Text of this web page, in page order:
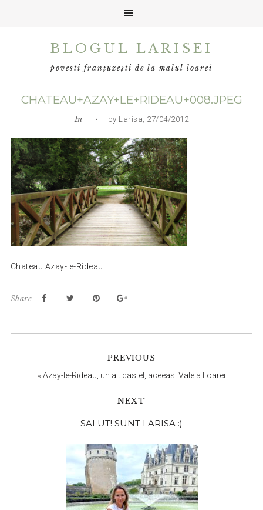
BLOGUL LARISEI
povesti franțuzești de la malul loarei
CHATEAU+AZAY+LE+RIDEAU+008.JPEG
In • by Larisa, 27/04/2012
Chateau Azay-le-Rideau
Share
PREVIOUS
«Azay-le-Rideau, un alt castel, aceeasi Vale a Loarei
NEXT
principală
SALUT! SUNT LARISA :)